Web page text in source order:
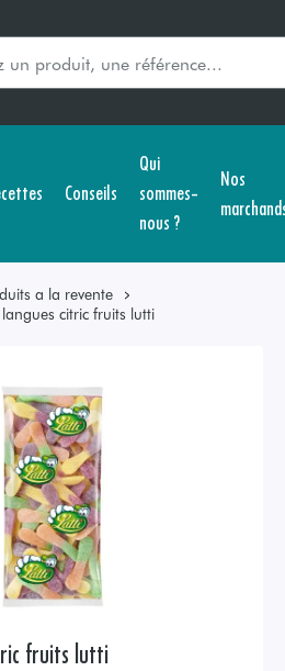
Conseils
Qui
sommes-
nous ?
Nos
a la revente
citric fruits lutti
fruits lutti